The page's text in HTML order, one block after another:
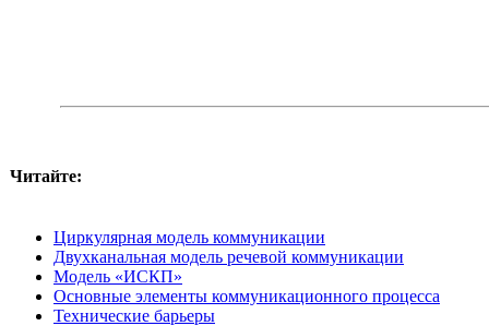
Читайте:
Циркулярная модель коммуникации
Двухканальная модель речевой коммуникации
Модель «ИСКП»
Основные элементы коммуникационного процесса
Технические барьеры